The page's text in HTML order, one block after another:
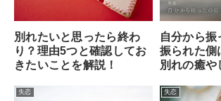
別れたいと思ったら終わ
り？理由5つと確認してお
きたいことを解説！
自分から
振られた側
別れの癒や
失恋 失恋